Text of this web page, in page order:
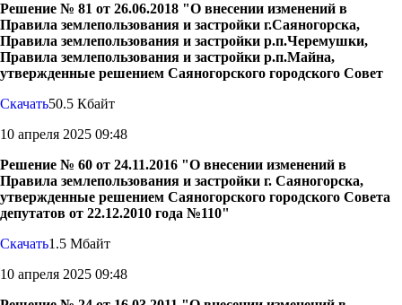
Решение № 81 от 26.06.2018 "О внесении изменений в
Правила землепользования и застройки г.Саяногорска,
Правила землепользования и застройки р.п.Черемушки,
Правила землепользования и застройки р.п.Майна,
утвержденные решением Саяногорского городского Совет
Скачать50.5 Кбайт
10 апреля 2025 09:48
Решение № 60 от 24.11.2016 "О внесении изменений в
Правила землепользования и застройки г. Саяногорска,
утвержденные решением Саяногорского городского Совета
депутатов от 22.12.2010 года №110"
Скачать1.5 Мбайт
10 апреля 2025 09:48